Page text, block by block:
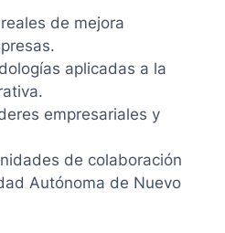
de mejora
aplicadas a la
empresariales y
de colaboración
Autónoma de Nuevo